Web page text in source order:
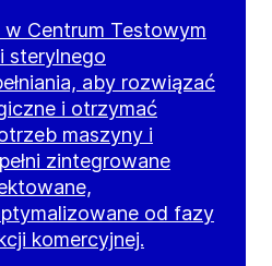
w Centrum Testowym
sterylnego
aby rozwiązać
i otrzymać
maszyny i
zintegrowane
od fazy
komercyjnej.